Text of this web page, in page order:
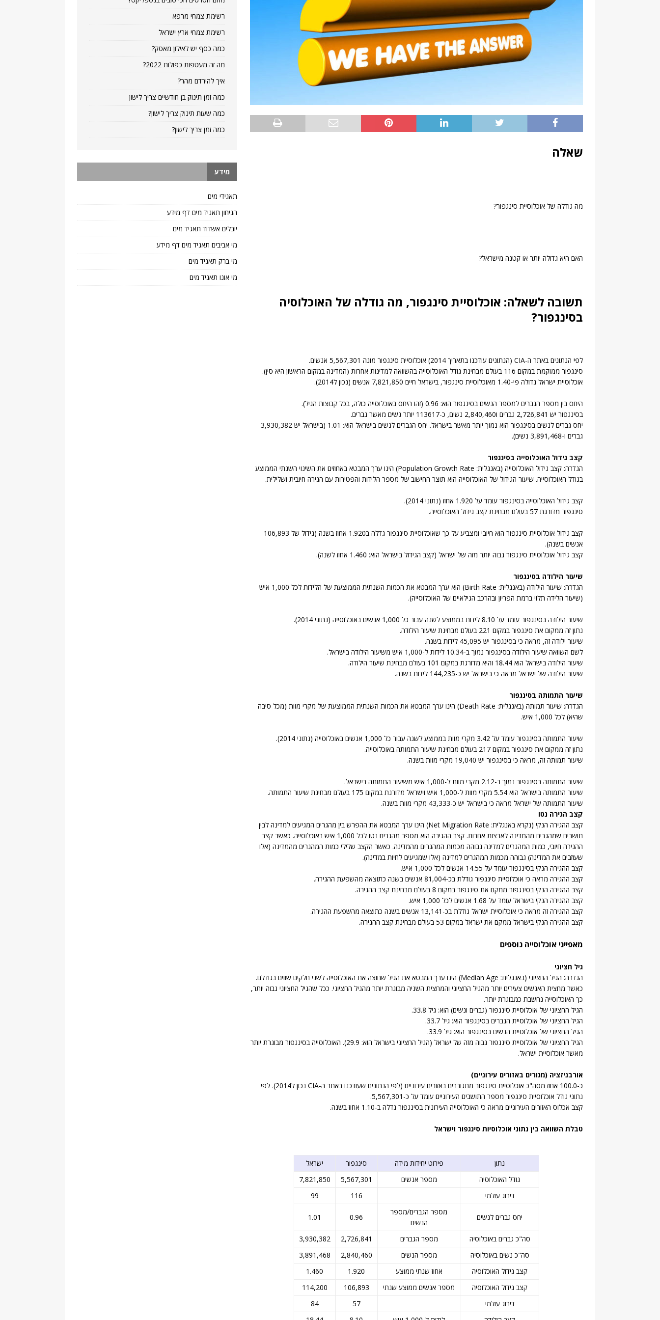
שאלה
מה גודלה של אוכלוסיית סינגפור?
האם היא גדולה יותר או קטנה מישראל?
תשובה לשאלה: אוכלוסיית סינגפור, מה גודלה של האוכלוסיה
בסינגפור?
לפי הנתונים באתר ה-CIA (הנתונים עודכנו בתאריך 2014) אוכלוסיית סינגפור מונה 5,567,301 אנשים.
סינגפור ממוקמת במקום 116 בעולם מבחינת גודל האוכלוסייה בהשוואה למדינות אחרות (המדינה במקום הראשון היא סין).
אוכלוסיית ישראל גדולה פי-1.40 מאוכלוסיית סינגפור, בישראל חיים 7,821,850 אנשים (נכון ל2014).
היחס בין מספר הגברים למספר הנשים בסינגפור הוא: 0.96 (זהו היחס באוכלוסייה כולה, בכל קבוצות הגיל).
בסינגפור יש 2,726,841 גברים ו2,840,460 נשים, כ-113617 יותר נשים מאשר גברים.
יחס גברים לנשים בסינגפור הוא נמוך יותר מאשר בישראל. יחס הגברים לנשים בישראל הוא: 1.01 (בישראל יש 3,930,382
גברים ו-3,891,468 נשים).
קצב גידול האוכלוסייה בסינגפור
הגדרה: קצב גידול האוכלוסייה (באנגלית: Population Growth Rate) הינו ערך המבטא באחוזים את השינוי השנתי הממוצע
בגודל האוכלוסייה. שיעור הגידול של האוכלוסייה הוא תוצר החישוב של מספר הלידות והפטירות עם הגירה חיובית ושלילית.
קצב גידול האוכלוסייה בסינגפור עומד על 1.920 אחוז (נתוני 2014).
סינגפור מדורגת 57 בעולם מבחינת קצב גידול האוכלוסייה.
קצב גידול אוכלוסיית סינגפור הוא חיובי ומצביע על כך שאוכלוסיית סינגפור גדלה ב1.920 אחוז בשנה (גידול של 106,893
אנשים בשנה).
קצב גידול אוכלוסיית סינגפור גבוה יותר מזה של ישראל (קצב הגידול בישראל הוא: 1.460 אחוז לשנה).
שיעור הילודה בסינגפור
הגדרה: שיעור הילודה (באנגלית: Birth Rate) הוא ערך המבטא את הכמות השנתית הממוצעת של הלידות לכל 1,000 איש
(שיעור הלידה תלוי ברמת הפריון ובהרכב הגילאיים של האוכלוסייה).
שיעור הילודה בסינגפור עומד על 8.10 לידות בממוצע לשנה עבור כל 1,000 אנשים באוכלוסייה (נתוני 2014).
נתון זה ממקום את סינגפור במקום 221 בעולם מבחינת שיעור הילודה.
שיעור ילודה זה, מראה כי בסינגפור יש 45,095 לידות בשנה.
לשם השוואה שיעור הילודה בסינגפור נמוך ב-10.34 לידות ל-1,000 איש משיעור הילודה בישראל.
שיעור הילודה בישראל הוא 18.44 והיא מדורגת במקום 101 בעולם מבחינת שיעור הילודה.
שיעור הילודה של ישראל מראה כי בישראל יש כ-144,235 לידות בשנה.
שיעור התמותה בסינגפור
הגדרה: שיעור תמותה (באנגלית: Death Rate) הינו ערך המבטא את הכמות השנתית הממוצעת של מקרי מוות (מכל סיבה
שהיא) לכל 1,000 איש.
שיעור התמותה בסינגפור עומד על 3.42 מקרי מוות בממוצע לשנה עבור כל 1,000 אנשים באוכלוסייה (נתוני 2014).
נתון זה ממקום את סינגפור במקום 217 בעולם מבחינת שיעור התמותה באוכלוסייה.
שיעור תמותה זה, מראה כי בסינגפור יש 19,040 מקרי מוות בשנה.
שיעור התמותה בסינגפור נמוך ב-2.12 מקרי מוות ל-1,000 איש משיעור התמותה בישראל.
שיעור התמותה בישראל הוא 5.54 מקרי מוות ל-1,000 איש וישראל מדורגת במקום 175 בעולם מבחינת שיעור התמותה.
שיעור התמותה של ישראל מראה כי בישראל יש כ-43,333 מקרי מוות בשנה.
קצב הגירה נטו
קצב ההגירה הנקי (נקרא באנגלית: Net Migration Rate) הינו ערך המבטא את ההפרש בין מהגרים המגיעים למדינה לבין
תושבים שמהגרים מהמדינה לארצות אחרות. קצב ההגירה הוא מספר מהגרים נטו לכל 1,000 איש באוכלוסייה. כאשר קצב
ההגירה חיובי, כמות המהגרים למדינה גבוהה מכמות המהגרים מהמדינה. כאשר הקצב שלילי כמות המהגרים מהמדינה (אלו
שעוזבים את המדינה) גבוהה מכמות המהגרים למדינה (אלו שמגיעים לחיות במדינה).
קצב ההגירה הנקי בסינגפור עומד על 14.55 אנשים לכל 1,000 איש.
קצב ההגירה מראה כי אוכלוסיית סינגפור גודלת בכ-81,004 אנשים בשנה כתוצאה מהשפעת ההגירה.
קצב ההגירה הנקי בסינגפור ממקם את סינגפור במקום 8 בעולם מבחינת קצב ההגירה.
קצב ההגירה הנקי בישראל עומד על 1.68 אנשים לכל 1,000 איש.
קצב ההגירה זה מראה כי אוכלוסיית ישראל גודלת בכ-13,141 אנשים בשנה כתוצאה מהשפעת ההגירה.
קצב ההגירה הנקי בישראל ממקם את ישראל במקום 53 בעולם מבחינת קצב ההגירה.
מאפייני אוכלוסייה נוספים
גיל חציוני
הגדרה: הגיל החציוני (באנגלית: Median Age) הינו ערך המבטא את הגיל שחוצה את האוכלוסייה לשני חלקים שווים בגודלם.
כאשר מחצית האנשים צעירים יותר מהגיל החציוני והמחצית השניה מבוגרת יותר מהגיל החציוני. ככל שהגיל החציוני גבוה יותר,
כך האוכלוסייה נחשבת כמבוגרת יותר.
הגיל החציוני של אוכלוסיית סינגפור (גברים ונשים) הוא: גיל 33.8.
הגיל החציוני של אוכלוסיית הגברים בסינגפור הוא: גיל 33.7.
הגיל החציוני של אוכלוסיית הנשים בסינגפור הוא: גיל 33.9.
הגיל החציוני של אוכלוסיית סינגפור גבוה מזה של ישראל (הגיל החציוני בישראל הוא: 29.9). האוכלוסייה בסינגפור מבוגרת יותר
מאשר אוכלוסיית ישראל.
אורבניזציה (מגורים באזורים עירוניים)
כ-100.0 אחוז מסה"כ אוכלוסיית סינגפור מתגוררים באזורים עירוניים (לפי הנתונים שעודכנו באתר ה-CIA נכון ל2014). לפי
נתוני גודל אוכלוסיית סינגפור מספר התושבים העירוניים עומד על כ-5,567,301.
קצב אכלוס האזורים העירוניים מראה כי האוכלוסייה העירונית בסינגפור גדלה ב-1.10 אחוז בשנה.
טבלת השוואה בין נתוני אוכלוסיות סינגפור וישראל
נתון פירוט יחידות מידה סינגפור
ישראל
גודל האוכלוסיה
מספר אנשים 5,567,301
7,821,850
דירוג עולמי
116
99
יחס גברים לנשים
מספר הגברים/מספר
הנשים
0.96
1.01
סה"כ גברים באוכלוסיה מספר הגברים 2,726,841
3,930,382
סה"כ נשים באוכלוסיה
מספר הנשים 2,840,460
3,891,468
קצב גידול האוכלוסיה
אחוז שנתי ממוצע 1.920
1.460
קצב גידול האוכלוסיה
מספר אנשים ממוצע שנתי 106,893
114,200
דירוג עולמי
57
84
רשימת צמחי מרפא
רשימת צמחי ארץ ישראל
כמה כסף יש לאילון מאסק?
מה זה מעטפות כפולות 2022?
איך להירדם מהר?
כמה זמן תינוק בן חודשיים צריך לישון
כמה שעות תינוק צריך לישון?
כמה זמן צריך לישון?
מידע
תאגידי מים
הגיחון תאגיד מים דף מידע
יובלים אשדוד תאגיד מים
מי אביבים תאגיד מים דף מידע
מי ברק תאגיד מים
מי אונו תאגיד מים